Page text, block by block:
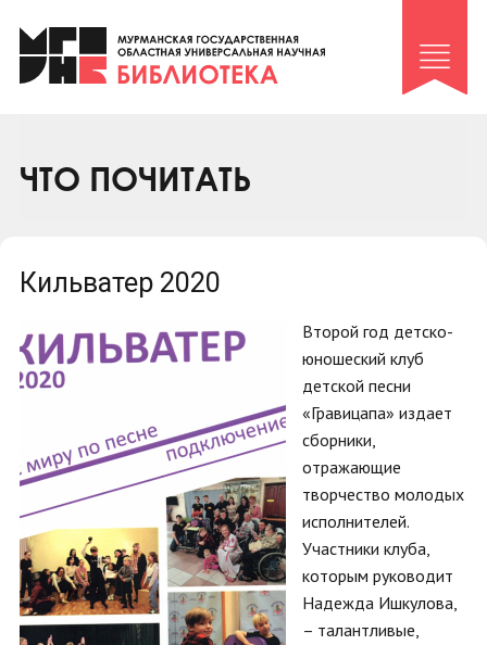
Клуб «Гиря и сельдерей»
Клуб «Семейный архив»
Коллегам
ЧТО ПОЧИТАТЬ
Кильватер 2020
Второй год детско-
юношеский клуб
детской песни
«Гравицапа» издает
сборники,
отражающие
творчество молодых
исполнителей.
Участники клуба,
которым руководит
Надежда Ишкулова,
– талантливые,